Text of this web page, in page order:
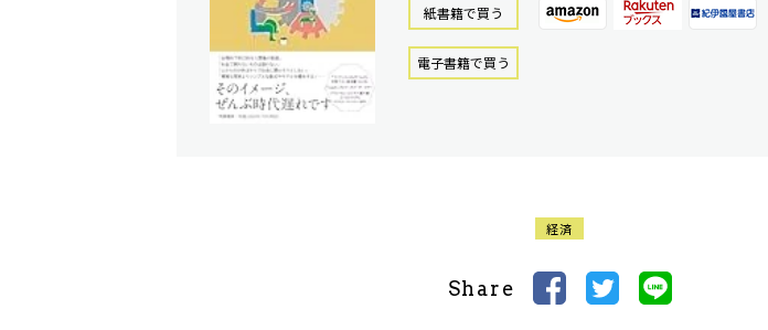
紙書籍で買う
電⼦書籍で買う
経済
Share